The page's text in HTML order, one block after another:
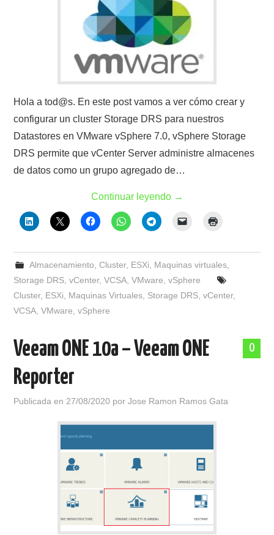
Hola a tod@s. En este post vamos a ver cómo crear y
configurar un cluster Storage DRS para nuestros
Datastores en VMware vSphere 7.0, vSphere Storage
DRS permite que vCenter Server administre almacenes
de datos como un grupo agregado de…
Continuar leyendo →
Almacenamiento Cluster, ESXi Maquinas virtuales,
Storage DRS ,vCenter,VCSA ,VMware ,vSphere
Cluster, ESXi Maquinas Virtuales Storage DRS ,vCenter,
VCSA ,VMware ,vSphere
0
Veeam ONE 10a – Veeam ONE
Reporter
Publicada en 27/08/2020 porJose Ramon Ramos Gata